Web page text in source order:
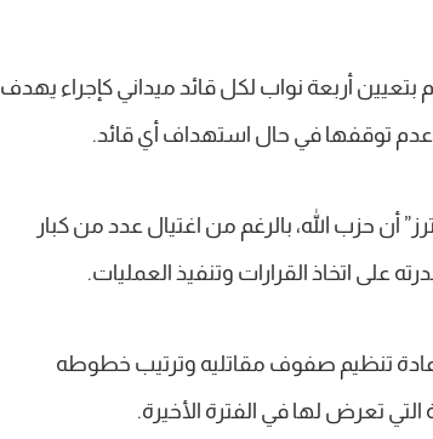
بتعيين أربعة نواب لكل قائد ميداني كإجراء يهدف
توقفها في حال استهداف أي قائد.
أن حزب الله، بالرغم من اغتيال عدد من كبار
على اتخاذ القرارات وتنفيذ العمليات.
تنظيم صفوف مقاتليه وترتيب خطوطه
تعرض لها في الفترة الأخيرة.